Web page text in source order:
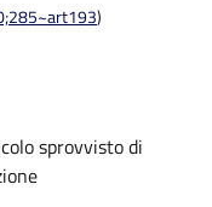
)
sprovvisto di